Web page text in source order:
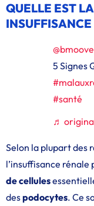
QUELLE EST
5 Signes
#santé
♬
Selon la plupart des
l’insuffisance rénale
de cellules
despodocytes. Ce